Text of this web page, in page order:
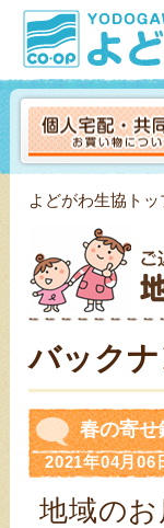
よどがわ生協トッ
バックナ
春の寄
2021年04月06
地域の